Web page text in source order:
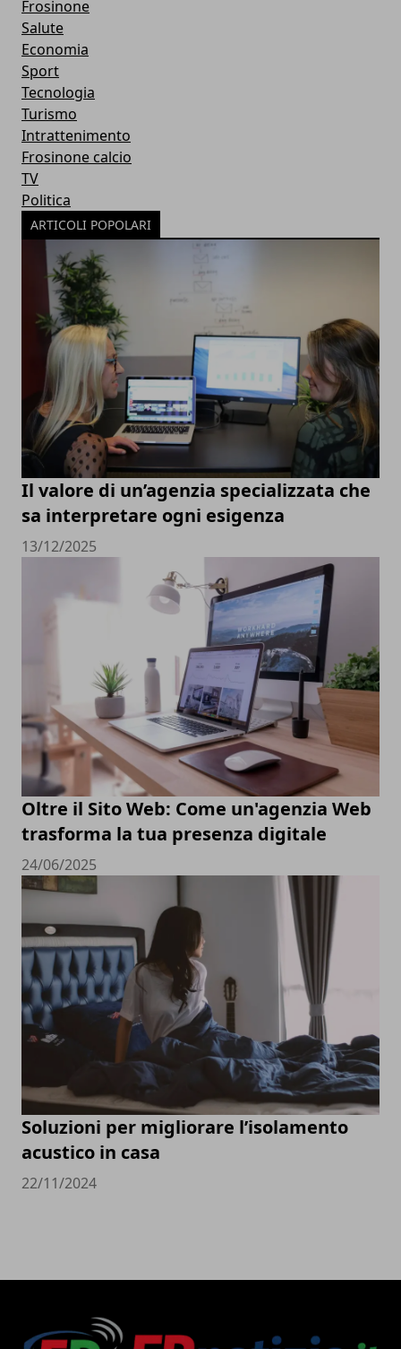
Frosinone
Salute
Economia
Sport
Tecnologia
Turismo
Intrattenimento
Frosinone calcio
TV
Politica
ARTICOLI POPOLARI
Il valore di un’agenzia specializzata che
sa interpretare ogni esigenza
13/12/2025
Oltre il Sito Web: Come un'agenzia Web
trasforma la tua presenza digitale
24/06/2025
Soluzioni per migliorare l’isolamento
acustico in casa
22/11/2024